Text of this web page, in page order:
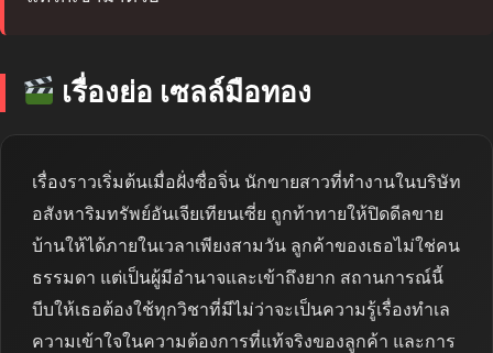
เรื่องย่อ เซลล์มือทอง
เรื่องราวเริ่มต้นเมื่อฝั่งซื่อจิ่น นักขายสาวที่ทำงานในบริษัท
อสังหาริมทรัพย์อันเจียเทียนเซี่ย ถูกท้าทายให้ปิดดีลขาย
บ้านให้ได้ภายในเวลาเพียงสามวัน ลูกค้าของเธอไม่ใช่คน
ธรรมดา แต่เป็นผู้มีอำนาจและเข้าถึงยาก สถานการณ์นี้
บีบให้เธอต้องใช้ทุกวิชาที่มีไม่ว่าจะเป็นความรู้เรื่องทำเล
ความเข้าใจในความต้องการที่แท้จริงของลูกค้า และการ